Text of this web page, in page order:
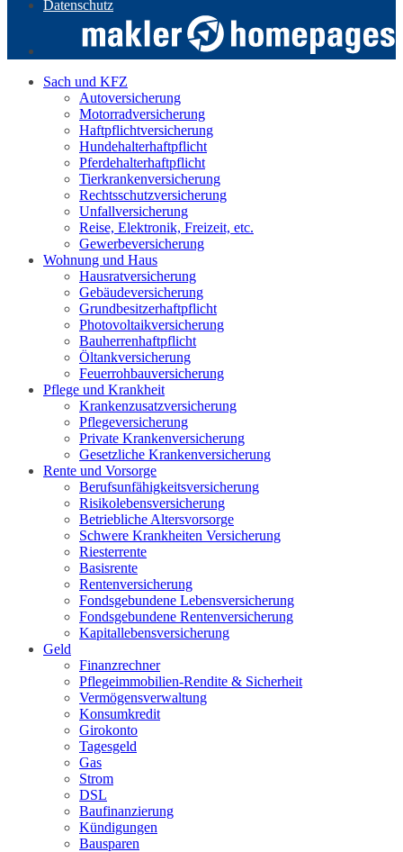
Datenschutz
Sach und KFZ
Autoversicherung
Motorradversicherung
Haftpflichtversicherung
Hundehalterhaftpflicht
Pferdehalterhaftpflicht
Tierkrankenversicherung
Rechtsschutzversicherung
Unfallversicherung
Reise, Elektronik, Freizeit, etc.
Gewerbeversicherung
Wohnung und Haus
Hausratversicherung
Gebäudeversicherung
Grundbesitzerhaftpflicht
Photovoltaikversicherung
Bauherrenhaftpflicht
Öltankversicherung
Feuerrohbauversicherung
Pflege und Krankheit
Krankenzusatzversicherung
Pflegeversicherung
Private Krankenversicherung
Gesetzliche Krankenversicherung
Rente und Vorsorge
Berufs­unfähigkeitsversicherung
Risikolebensversicherung
Betriebliche Altersvorsorge
Schwere Krankheiten Versicherung
Riesterrente
Basisrente
Rentenversicherung
Fondsgebundene Lebensversicherung
Fondsgebundene Rentenversicherung
Kapitallebensversicherung
Geld
Finanzrechner
Pflegeimmobilien-Rendite & Sicherheit
Vermögensverwaltung
Konsumkredit
Girokonto
Tagesgeld
Gas
Strom
DSL
Baufinanzierung
Kündigungen
Bausparen